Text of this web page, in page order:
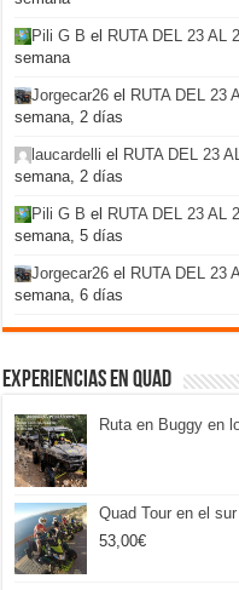
Pili G B el RUTA DEL 23 AL
semana
Jorgecar26 el RUTA DEL 23
semana, 2 días
laucardelli el RUTA DEL 23
semana, 2 días
Pili G B el RUTA DEL 23 AL
semana, 5 días
Jorgecar26 el RUTA DEL 23
semana, 6 días
Experiencias en Quad
Ruta en Buggy en
Quad Tour en el
53,00€